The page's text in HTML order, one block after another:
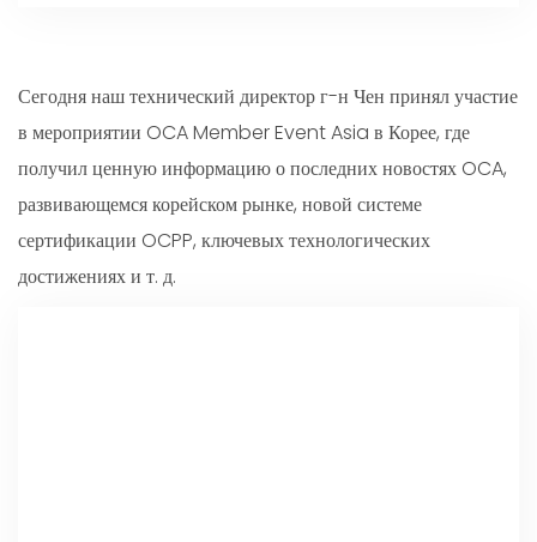
Сегодня наш технический директор г-н Чен принял участие
в мероприятии OCA Member Event Asia в Корее, где
получил ценную информацию о последних новостях OCA,
развивающемся корейском рынке, новой системе
сертификации OCPP, ключевых технологических
достижениях и т. д.